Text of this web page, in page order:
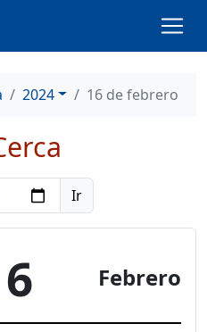
2024 16 de febrero
Febrero